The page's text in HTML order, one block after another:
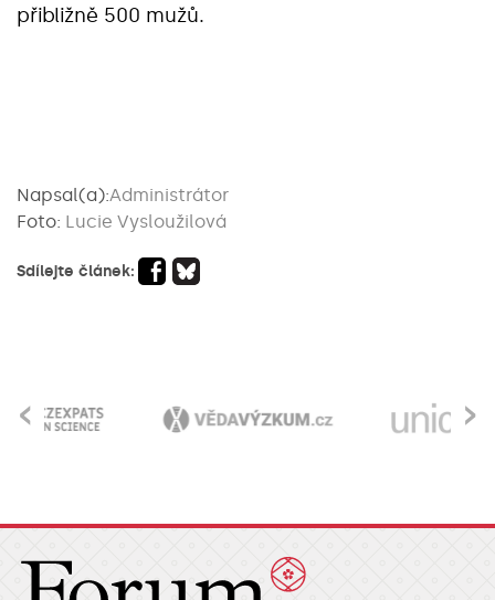
přibližně 500 mužů.
Napsal(a):Administrátor
Foto: Lucie Vysloužilová
Sdílejte článek:
›
‹